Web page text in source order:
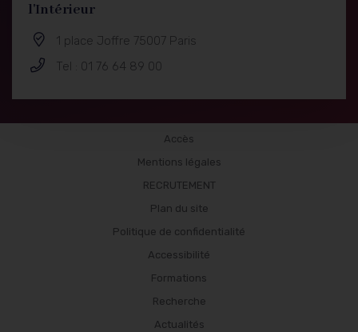
l'Intérieur
1 place Joffre 75007 Paris
Tel : 01 76 64 89 00
Accès
Mentions légales
RECRUTEMENT
Plan du site
Politique de confidentialité
Accessibilité
Formations
Recherche
Actualités